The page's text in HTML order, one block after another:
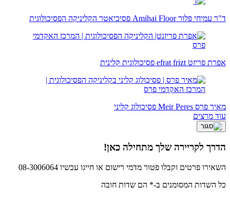
ד"ר עמיחי פלור Amihai Floor פסיכיאטר הקליניקה הפסיכולוגית
אפרת פריזט efrat frizt פסיכולוגית קלינית
מאיר פרס Meir Peres פסיכולוג קליני
עוד מרצים
הדרך לקריירה שלך מתחילה כאן!
השאירו פרטים וקבלו פטור מדמי רישום או חייגו עכשיו 08-3006064
כל השדות המסומנים ב-* הם שדות חובה